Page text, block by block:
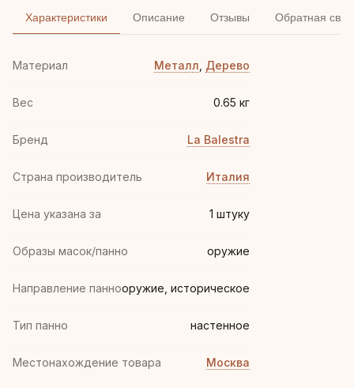
Характеристики Описание Отзывы Обратная
Материал Металл Дерево
Вес 0.65 кг
Бренд La Balestra
Страна производитель Италия
Цена указана за 1 штуку
Образы масок/панно оружие
Направление паннооружие, историческое
Тип панно настенное
Местонахождение товара Москва